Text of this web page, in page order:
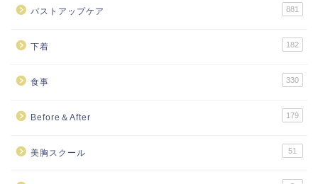
バストアップケア 881
下着 182
食事 330
Before＆After 179
美胸スクール 51